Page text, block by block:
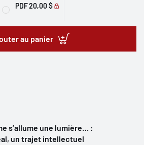
PDF20,00 $
au panier
s’allume une lumière… :
un trajet intellectuel